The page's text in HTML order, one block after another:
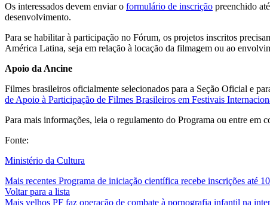
Os interessados devem enviaro formulário de inscrição preenchido
desenvolvimento.
Para se habilitar à participação no Fórum, os projetos inscritos
América Latina, seja em relação à locação da filmagem ou ao
Apoio da Ancine
Filmes brasileiros oficialmente selecionados para a Seção Oficial e
de Apoio à Participação de Filmes Brasileiros em Festivais
Para mais informações, leia o regulamento do Programa ou entre em
Fonte:
Ministério da Cultura
Mais recentes Programa de iniciação científica recebe inscrições até
Voltar para a lista
Mais velhos PF faz operação de combate à pornografia infantil na